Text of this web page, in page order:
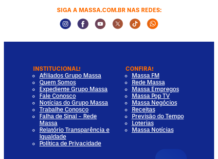
SIGA A MASSA.COM.BR NAS REDES:
Instagram Social Media
Facebook Social Media
Youtube Social Media
Twitter Social Media
Tiktok Social Media
Whatsapp
INSTITUCIONAL!
Afiliados Grupo Massa
Quem Somos
Expediente Grupo Massa
Fale Conosco
Notícias do Grupo Massa
Trabalhe Conosco
Falha de Sinal - Rede
Massa
Relatório Transparência e
Igualdade
Política de Privacidade
CONFIRA!
Massa FM
Rede Massa
Massa Empregos
Massa Pop TV
Massa Negócios
Receitas
Previsão do Tempo
Loterias
Massa Notícias